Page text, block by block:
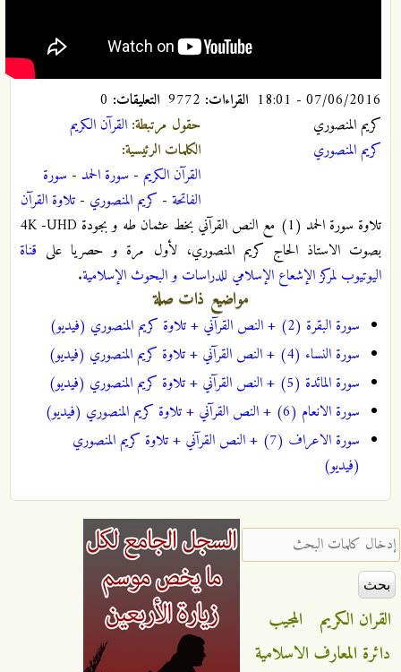
07/06/2016 - 18:01 القراءات: التعليقات:
كريم المنصوري
كريم المنصوري
حقول مرتبطة: القرآن الکریم
الكلمات الرئيسية:
القرآن الكريم - سورة الحمد - سورة
الفاتحة - كريم المنصوري - تلاوة القرآن
تلاوة سورة الحمد (1) مع النص القرآني بخط عثمان طه و بجودة 4K -UHD
بصوت الاستاذ الحاج کریم المنصوري، لأول مرة و حصريا على قناة
اليوتيوب لمركز الإشعاع الإسلامي للدراسات و البحوث الإسلامية.
مواضيع ذات صلة
سورة البقرة (2) + النص القرآني + تلاوة كريم المنصوري (فيديو)
سورة النساء (4) + النص القرآني + تلاوة كريم المنصوري (فيديو)
سورة المائدة (5) + النص القرآني + تلاوة كريم المنصوري (فيديو)
سورة الانعام (6) + النص القرآني + تلاوة كريم المنصوري (فيديو)
سورة الاعراف (7) + النص القرآني + تلاوة كريم المنصوري
(فيديو)
‏إدخال كلمات البحث ‏
القران الكريم
المجيب
دائرة المعارف الاسلامية